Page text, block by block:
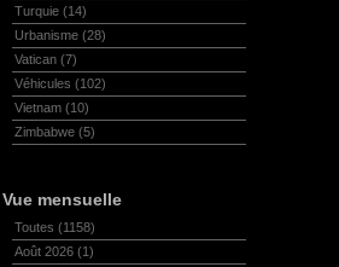
Turquie (14)
Urbanisme (28)
Vatican (7)
Véhicules (102)
Vietnam (10)
Zimbabwe (5)
Vue mensuelle
Toutes (1158)
Août 2026 (1)